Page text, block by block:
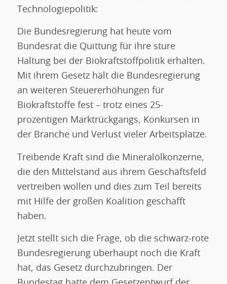
Technologiepolitik:
Die Bundesregierung hat heute vom
Bundesrat die Quittung für ihre sture
Haltung bei der Biokraftstoffpolitik erhalten.
Mit ihrem Gesetz hält die Bundesregierung
an weiteren Steuererhöhungen für
Biokraftstoffe fest – trotz eines 25-
prozentigen Marktrückgangs, Konkursen in
der Branche und Verlust vieler Arbeitsplätze.
Treibende Kraft sind die Mineralölkonzerne,
die den Mittelstand aus ihrem Geschäftsfeld
vertreiben wollen und dies zum Teil bereits
mit Hilfe der großen Koalition geschafft
haben.
Jetzt stellt sich die Frage, ob die schwarz-rote
Bundesregierung überhaupt noch die Kraft
hat, das Gesetz durchzubringen. Der